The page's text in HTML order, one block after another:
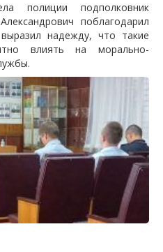
полиции подполковник
поблагодарил
надежду, что такие
влиять на морально-